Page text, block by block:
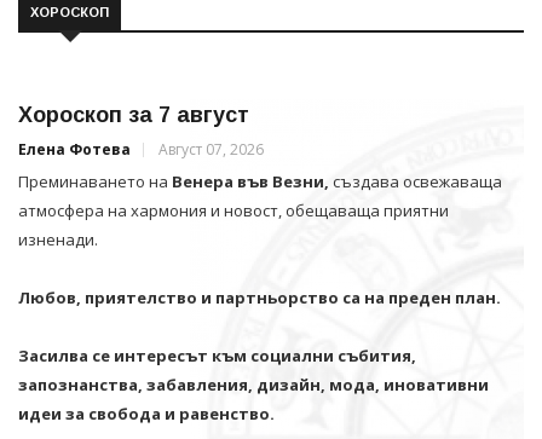
ХОРОСКОП
Хороскоп за 7 август
Елена Фотева Август 07, 2026
Преминаването на Венера във Везни, създава освежаваща
атмосфера на хармония и новост, обещаваща приятни
изненади.
Любов, приятелство и партньорство са на преден план.
Засилва се интересът към социални събития,
запознанства, забавления, дизайн, мода, иновативни
идеи за свобода и равенство.